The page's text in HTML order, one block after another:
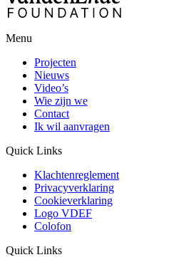
Menu
Projecten
Nieuws
Video’s
Wie zijn we
Contact
Ik wil aanvragen
Quick Links
Klachtenreglement
Privacyverklaring
Cookieverklaring
Logo VDEF
Colofon
Quick Links